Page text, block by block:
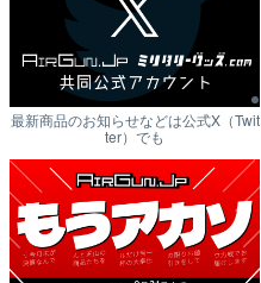
最新商品のお知らせなどは公式X（Twit
ter）でも